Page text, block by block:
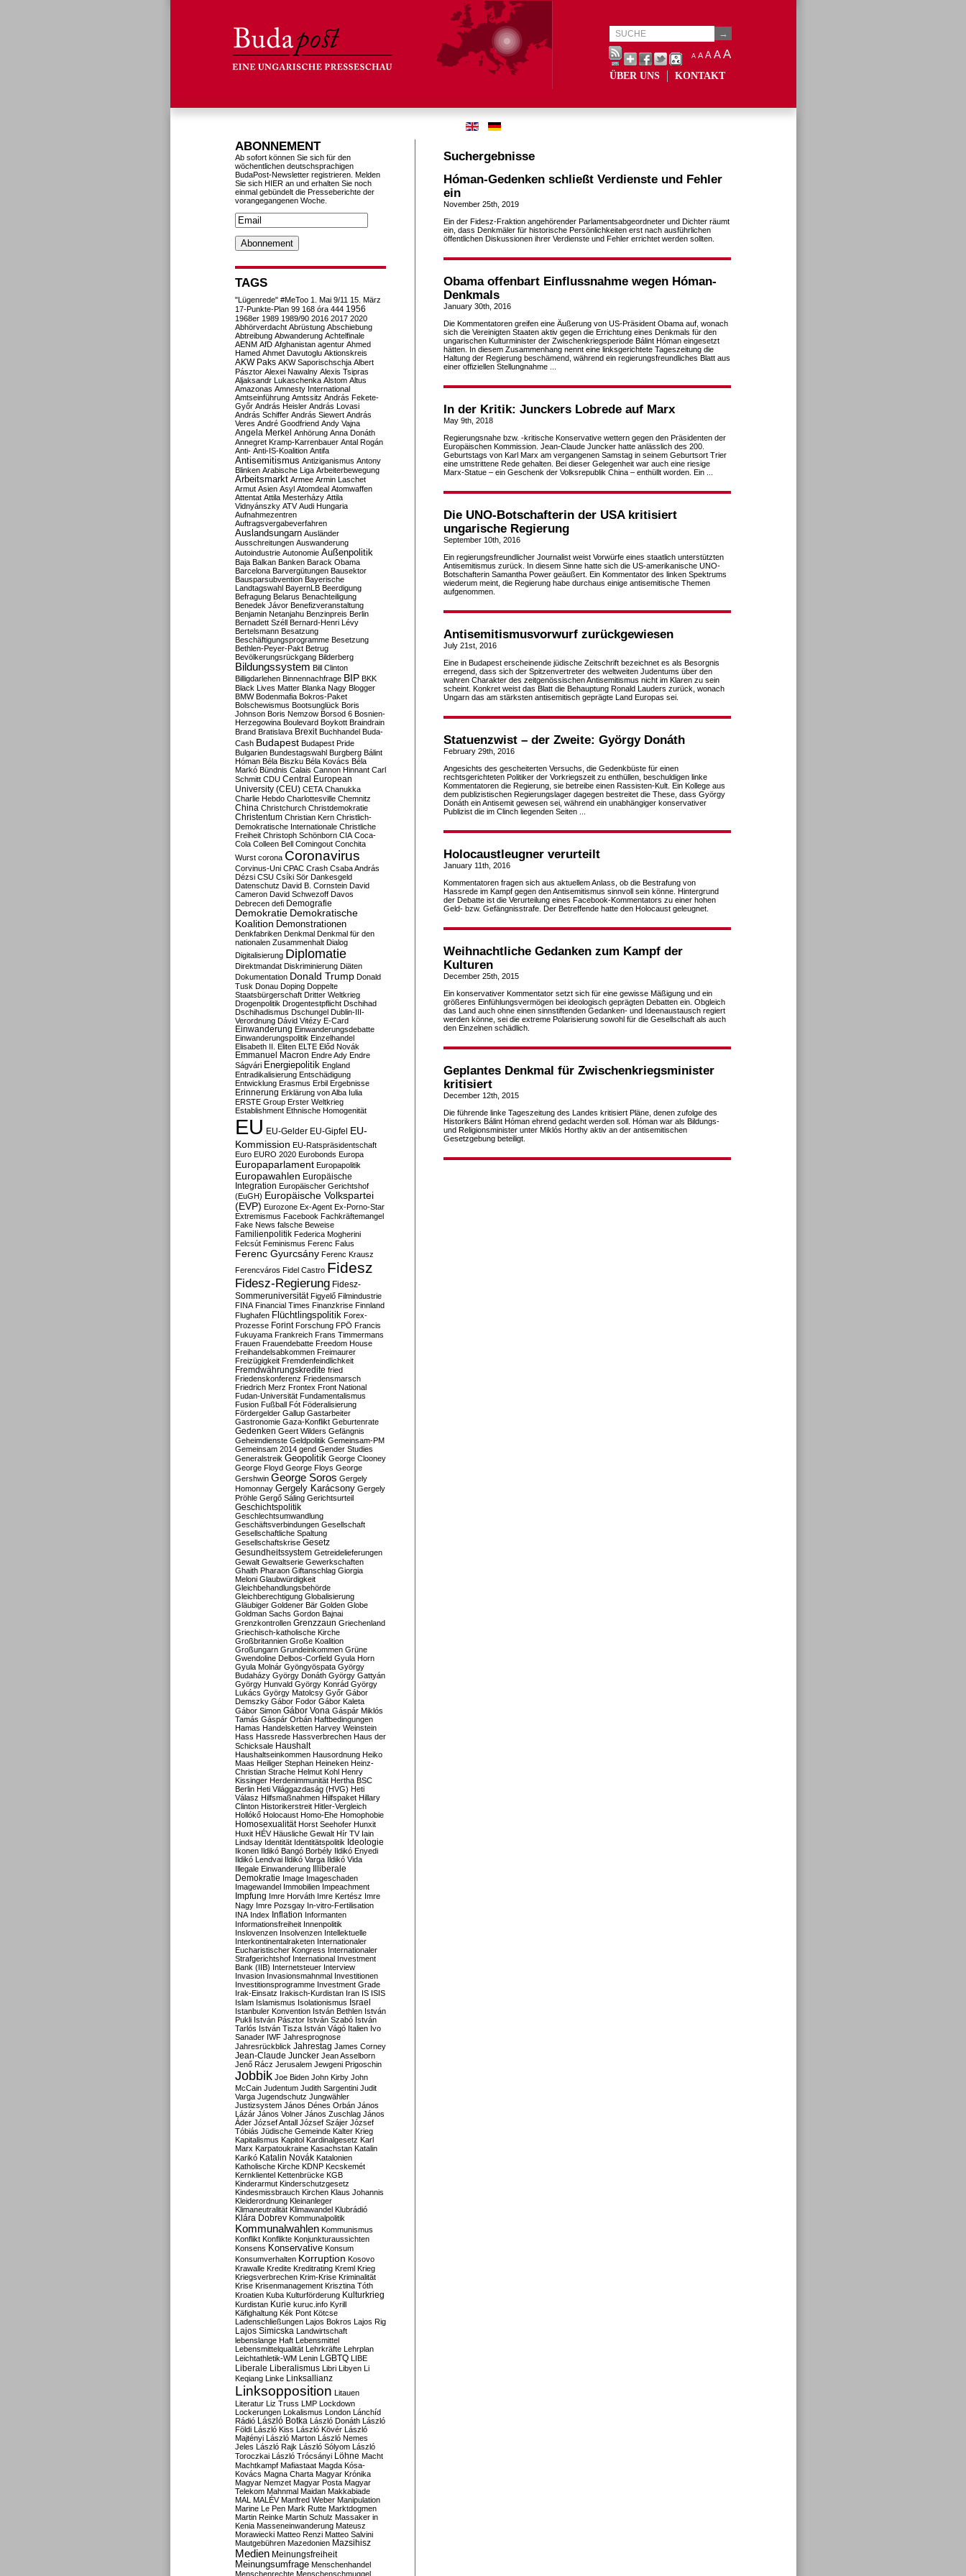
A A A AA
ÜBER UNS KONTAKT
Suchergebnisse
Hóman-Gedenken schließt Verdienste und Fehler
ein
November 25th, 2019
Ein der Fidesz-Fraktion angehörender Parlamentsabgeordneter und Dichter räumt
ein, dass Denkmäler für historische Persönlichkeiten erst nach ausführlichen
öffentlichen Diskussionen ihrer Verdienste und Fehler errichtet werden sollten.
Obama offenbart Einflussnahme wegen Hóman-
Denkmals
January 30th, 2016
Die Kommentatoren greifen eine Äußerung von US-Präsident Obama auf, wonach
sich die Vereinigten Staaten aktiv gegen die Errichtung eines Denkmals für den
ungarischen Kulturminister der Zwischenkriegsperiode Bálint Hóman eingesetzt
hätten. In diesem Zusammenhang nennt eine linksgerichtete Tageszeitung die
Haltung der Regierung beschämend, während ein regierungsfreundliches Blatt aus
einer offiziellen Stellungnahme ...
In der Kritik: Junckers Lobrede auf Marx
May 9th, 2018
Regierungsnahe bzw. -kritische Konservative wettern gegen den Präsidenten der
Europäischen Kommission. Jean-Claude Juncker hatte anlässlich des 200.
Geburtstags von Karl Marx am vergangenen Samstag in seinem Geburtsort Trier
eine umstrittene Rede gehalten. Bei dieser Gelegenheit war auch eine riesige
Marx-Statue – ein Geschenk der Volksrepublik China – enthüllt worden. Ein ...
Die UNO-Botschafterin der USA kritisiert
ungarische Regierung
September 10th, 2016
Ein regierungsfreundlicher Journalist weist Vorwürfe eines staatlich unterstützten
Antisemitismus zurück. In diesem Sinne hatte sich die US-amerikanische UNO-
Botschafterin Samantha Power geäußert. Ein Kommentator des linken Spektrums
wiederum meint, die Regierung habe durchaus einige antisemitische Themen
aufgenommen.
Antisemitismusvorwurf zurückgewiesen
July 21st, 2016
Eine in Budapest erscheinende jüdische Zeitschrift bezeichnet es als Besorgnis
erregend, dass sich der Spitzenvertreter des weltweiten Judentums über den
wahren Charakter des zeitgenössischen Antisemitismus nicht im Klaren zu sein
scheint. Konkret weist das Blatt die Behauptung Ronald Lauders zurück, wonach
Ungarn das am stärksten antisemitisch geprägte Land Europas sei.
Statuenzwist – der Zweite: György Donáth
February 29th, 2016
Angesichts des gescheiterten Versuchs, die Gedenkbüste für einen
rechtsgerichteten Politiker der Vorkriegszeit zu enthüllen, beschuldigen linke
Kommentatoren die Regierung, sie betreibe einen Rassisten-Kult. Ein Kollege aus
dem publizistischen Regierungslager dagegen bestreitet die These, dass György
Donáth ein Antisemit gewesen sei, während ein unabhängiger konservativer
Publizist die im Clinch liegenden Seiten ...
Holocaustleugner verurteilt
January 11th, 2016
Kommentatoren fragen sich aus aktuellem Anlass, ob die Bestrafung von
Hassrede im Kampf gegen den Antisemitismus sinnvoll sein könne. Hintergrund
der Debatte ist die Verurteilung eines Facebook-Kommentators zu einer hohen
Geld- bzw. Gefängnisstrafe. Der Betreffende hatte den Holocaust geleugnet.
Weihnachtliche Gedanken zum Kampf der
Kulturen
December 25th, 2015
Ein konservativer Kommentator setzt sich für eine gewisse Mäßigung und ein
größeres Einfühlungsvermögen bei ideologisch geprägten Debatten ein. Obgleich
das Land auch ohne einen sinnstiftenden Gedanken- und Ideenaustausch regiert
werden könne, sei die extreme Polarisierung sowohl für die Gesellschaft als auch
den Einzelnen schädlich.
Geplantes Denkmal für Zwischenkriegsminister
kritisiert
December 12th, 2015
Die führende linke Tageszeitung des Landes kritisiert Pläne, denen zufolge des
Historikers Bálint Hóman ehrend gedacht werden soll. Hóman war als Bildungs-
und Religionsminister unter Miklós Horthy aktiv an der antisemitischen
Gesetzgebung beteiligt.
ABONNEMENT
Ab sofort können Sie sich für den
wöchentlichen deutschsprachigen
BudaPost-Newsletter registrieren. Melden
Sie sich HIER an und erhalten Sie noch
einmal gebündelt die Presseberichte der
vorangegangenen Woche.
TAGS
"Lügenrede" #MeToo 1. Mai 9/11 15. März
17-Punkte-Plan 99 168 óra 444 1956
1968er 1989 1989/90 2016 2017 2020
Abhörverdacht Abrüstung Abschiebung
Abtreibung Abwanderung Achtelfinale
AENM AfD Afghanistan agentur Ahmed
Hamed Ahmet Davutoglu Aktionskreis
AKW Paks AKW Saporischschja Albert
Pásztor Alexei Nawalny Alexis Tsipras
Aljaksandr Lukaschenka Alstom Altus
Amazonas Amnesty International
Amtseinführung Amtssitz András Fekete-
Győr András Heisler András Lovasi
András Schiffer András Siewert András
Veres André Goodfriend Andy Vajna
Angela Merkel Anhörung Anna Donáth
Annegret Kramp-Karrenbauer Antal Rogán
Anti- Anti-IS-Koalition Antifa
Antisemitismus Antiziganismus Antony
Blinken Arabische Liga Arbeiterbewegung
Arbeitsmarkt Armee Armin Laschet
Armut Asien Asyl Atomdeal Atomwaffen
Attentat Attila Mesterházy Attila
Vidnyánszky ATV Audi Hungaria
Aufnahmezentren
Auftragsvergabeverfahren
Auslandsungarn Ausländer
Ausschreitungen Auswanderung
Autoindustrie Autonomie Außenpolitik
Baja Balkan Banken Barack Obama
Barcelona Barvergütungen Bausektor
Bausparsubvention Bayerische
Landtagswahl BayernLB Beerdigung
Befragung Belarus Benachteiligung
Benedek Jávor Benefizveranstaltung
Benjamin Netanjahu Benzinpreis Berlin
Bernadett Széll Bernard-Henri Lévy
Bertelsmann Besatzung
Beschäftigungsprogramme Besetzung
Bethlen-Peyer-Pakt Betrug
Bevölkerungsrückgang Bilderberg
Bildungssystem Bill Clinton
Billigdarlehen Binnennachfrage BIP BKK
Black Lives Matter Blanka Nagy Blogger
BMW Bodenmafia Bokros-Paket
Bolschewismus Bootsunglück Boris
Johnson Boris Nemzow Borsod 6 Bosnien-
Herzegowina Boulevard Boykott Braindrain
Brand Bratislava Brexit Buchhandel Buda-
Cash Budapest Budapest Pride
Bulgarien Bundestagswahl Burgberg Bálint
Hóman Béla Biszku Béla Kovács Béla
Markó Bündnis Calais Cannon Hinnant Carl
Schmitt CDU Central European
University (CEU) CETA Chanukka
Charlie Hebdo Charlottesville Chemnitz
China Christchurch Christdemokratie
Christentum Christian Kern Christlich-
Demokratische Internationale Christliche
Freiheit Christoph Schönborn CIA Coca-
Cola Colleen Bell Comingout Conchita
Wurst corona Coronavirus
Corvinus-Uni CPAC Crash Csaba András
Dézsi CSU Csíki Sör Dankesgeld
Datenschutz David B. Cornstein David
Cameron David Schwezoff Davos
Debrecen defi Demografie
Demokratie Demokratische
Koalition Demonstrationen
Denkfabriken Denkmal Denkmal für den
nationalen Zusammenhalt Dialog
Digitalisierung Diplomatie
Direktmandat Diskriminierung Diäten
Dokumentation Donald Trump Donald
Tusk Donau Doping Doppelte
Staatsbürgerschaft Dritter Weltkrieg
Drogenpolitik Drogentestpflicht Dschihad
Dschihadismus Dschungel Dublin-III-
Verordnung Dávid Vitézy E-Card
Einwanderung Einwanderungsdebatte
Einwanderungspolitik Einzelhandel
Elisabeth II. Eliten ELTE Előd Novák
Emmanuel Macron Endre Ady Endre
Ságvári Energiepolitik England
Entradikalisierung Entschädigung
Entwicklung Erasmus Erbil Ergebnisse
Erinnerung Erklärung von Alba Iulia
ERSTE Group Erster Weltkrieg
Establishment Ethnische Homogenität
EU EU-Gelder EU-Gipfel EU-
Kommission EU-Ratspräsidentschaft
Euro EURO 2020 Eurobonds Europa
Europaparlament Europapolitik
Europawahlen Europäische
Integration Europäischer Gerichtshof
(EuGH) Europäische Volkspartei
(EVP) Eurozone Ex-Agent Ex-Porno-Star
Extremismus Facebook Fachkräftemangel
Fake News falsche Beweise
Familienpolitik Federica Mogherini
Felcsút Feminismus Ferenc Falus
Ferenc Gyurcsány Ferenc Krausz
Ferencváros Fidel Castro Fidesz
Fidesz-Regierung Fidesz-
Sommeruniversität Figyelő Filmindustrie
FINA Financial Times Finanzkrise Finnland
Flughafen Flüchtlingspolitik Forex-
Prozesse Forint Forschung FPÖ Francis
Fukuyama Frankreich Frans Timmermans
Frauen Frauendebatte Freedom House
Freihandelsabkommen Freimaurer
Freizügigkeit Fremdenfeindlichkeit
Fremdwährungskredite fried
Friedenskonferenz Friedensmarsch
Friedrich Merz Frontex Front National
Fudan-Universität Fundamentalismus
Fusion Fußball Fót Föderalisierung
Fördergelder Gallup Gastarbeiter
Gastronomie Gaza-Konflikt Geburtenrate
Gedenken Geert Wilders Gefängnis
Geheimdienste Geldpolitik Gemeinsam-PM
Gemeinsam 2014 gend Gender Studies
Generalstreik Geopolitik George Clooney
George Floyd George Floys George
Gershwin George Soros Gergely
Homonnay Gergely Karácsony Gergely
Pröhle Gergő Sáling Gerichtsurteil
Geschichtspolitik
Geschlechtsumwandlung
Geschäftsverbindungen Gesellschaft
Gesellschaftliche Spaltung
Gesellschaftskrise Gesetz
Gesundheitssystem Getreidelieferungen
Gewalt Gewaltserie Gewerkschaften
Ghaith Pharaon Giftanschlag Giorgia
Meloni Glaubwürdigkeit
Gleichbehandlungsbehörde
Gleichberechtigung Globalisierung
Gläubiger Goldener Bär Golden Globe
Goldman Sachs Gordon Bajnai
Grenzkontrollen Grenzzaun Griechenland
Griechisch-katholische Kirche
Großbritannien Große Koalition
Großungarn Grundeinkommen Grüne
Gwendoline Delbos-Corfield Gyula Horn
Gyula Molnár Gyöngyöspata György
Budaházy György Donáth György Gattyán
György Hunvald György Konrád György
Lukács György Matolcsy Győr Gábor
Demszky Gábor Fodor Gábor Kaleta
Gábor Simon Gábor Vona Gáspár Miklós
Tamás Gáspár Orbán Haftbedingungen
Hamas Handelsketten Harvey Weinstein
Hass Hassrede Hassverbrechen Haus der
Schicksale Haushalt
Haushaltseinkommen Hausordnung Heiko
Maas Heiliger Stephan Heineken Heinz-
Christian Strache Helmut Kohl Henry
Kissinger Herdenimmunität Hertha BSC
Berlin Heti Világgazdaság (HVG) Heti
Válasz Hilfsmaßnahmen Hilfspaket Hillary
Clinton Historikerstreit Hitler-Vergleich
Hollókő Holocaust Homo-Ehe Homophobie
Homosexualität Horst Seehofer Hunxit
Huxit HÉV Häusliche Gewalt Hír TV Iain
Lindsay Identität Identitätspolitik Ideologie
Ikonen Ildikó Bangó Borbély Ildikó Enyedi
Ildikó Lendvai Ildikó Varga Ildikó Vida
Illegale Einwanderung Illiberale
Demokratie Image Imageschaden
Imagewandel Immobilien Impeachment
Impfung Imre Horváth Imre Kertész Imre
Nagy Imre Pozsgay In-vitro-Fertilisation
INA Index Inflation Informanten
Informationsfreiheit Innenpolitik
Inslovenzen Insolvenzen Intellektuelle
Interkontinentalraketen Internationaler
Eucharistischer Kongress Internationaler
Strafgerichtshof International Investment
Bank (IIB) Internetsteuer Interview
Invasion Invasionsmahnmal Investitionen
Investitionsprogramme Investment Grade
Irak-Einsatz Irakisch-Kurdistan Iran IS ISIS
Islam Islamismus Isolationismus Israel
Istanbuler Konvention István Bethlen István
Pukli István Pásztor István Szabó István
Tarlós István Tisza István Vágó Italien Ivo
Sanader IWF Jahresprognose
Jahresrückblick Jahrestag James Corney
Jean-Claude Juncker Jean Asselborn
Jenő Rácz Jerusalem Jewgeni Prigoschin
Jobbik Joe Biden John Kirby John
McCain Judentum Judith Sargentini Judit
Varga Jugendschutz Jungwähler
Justizsystem János Dénes Orbán János
Lázár János Volner János Zuschlag János
Áder József Antall József Szájer József
Tóbiás Jüdische Gemeinde Kalter Krieg
Kapitalismus Kapitol Kardinalgesetz Karl
Marx Karpatoukraine Kasachstan Katalin
Karikó Katalin Novák Katalonien
Katholische Kirche KDNP Kecskemét
Kernklientel Kettenbrücke KGB
Kinderarmut Kinderschutzgesetz
Kindesmissbrauch Kirchen Klaus Johannis
Kleiderordnung Kleinanleger
Klimaneutralität Klimawandel Klubrádió
Klára Dobrev Kommunalpolitik
Kommunalwahlen Kommunismus
Konflikt Konflikte Konjunkturaussichten
Konsens Konservative Konsum
Konsumverhalten Korruption Kosovo
Krawalle Kredite Kreditrating Kreml Krieg
Kriegsverbrechen Krim-Krise Kriminalität
Krise Krisenmanagement Krisztina Tóth
Kroatien Kuba Kulturförderung Kulturkrieg
Kurdistan Kurie kuruc.info Kyrill
Käfighaltung Kék Pont Kötcse
Ladenschließungen Lajos Bokros Lajos Rig
Lajos Simicska Landwirtschaft
lebenslange Haft Lebensmittel
Lebensmittelqualität Lehrkräfte Lehrplan
Leichtathletik-WM Lenin LGBTQ LIBE
Liberale Liberalismus Libri Libyen Li
Keqiang Linke Linksallianz
Linksopposition Litauen
Literatur Liz Truss LMP Lockdown
Lockerungen Lokalismus London Lánchíd
Rádió
László Botka László Donáth László
Földi László Kiss László Kövér László
Majtényi László Marton László Nemes
Jeles László Rajk László Sólyom László
Toroczkai László Trócsányi Löhne Macht
Machtkampf Mafiastaat Magda Kósa-
Kovács Magna Charta Magyar Krónika
Magyar Nemzet Magyar Posta Magyar
Telekom Mahnmal Maidan Makkabiade
MAL MALÉV Manfred Weber Manipulation
Marine Le Pen Mark Rutte Marktdogmen
Martin Reinke Martin Schulz Massaker in
Kenia Masseneinwanderung Mateusz
Morawiecki Matteo Renzi Matteo Salvini
Mautgebühren Mazedonien Mazsihisz
Medien Meinungsfreiheit
Meinungsumfrage Menschenhandel
Menschenrechte Menschenschmuggel